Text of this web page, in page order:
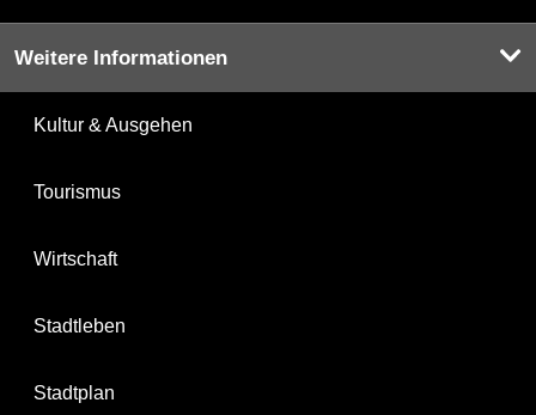
Weitere Informationen
Kultur & Ausgehen
Tourismus
Wirtschaft
Stadtleben
Stadtplan